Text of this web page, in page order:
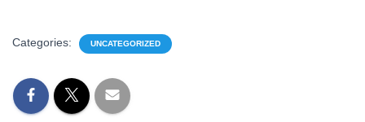
Categories: UNCATEGORIZED